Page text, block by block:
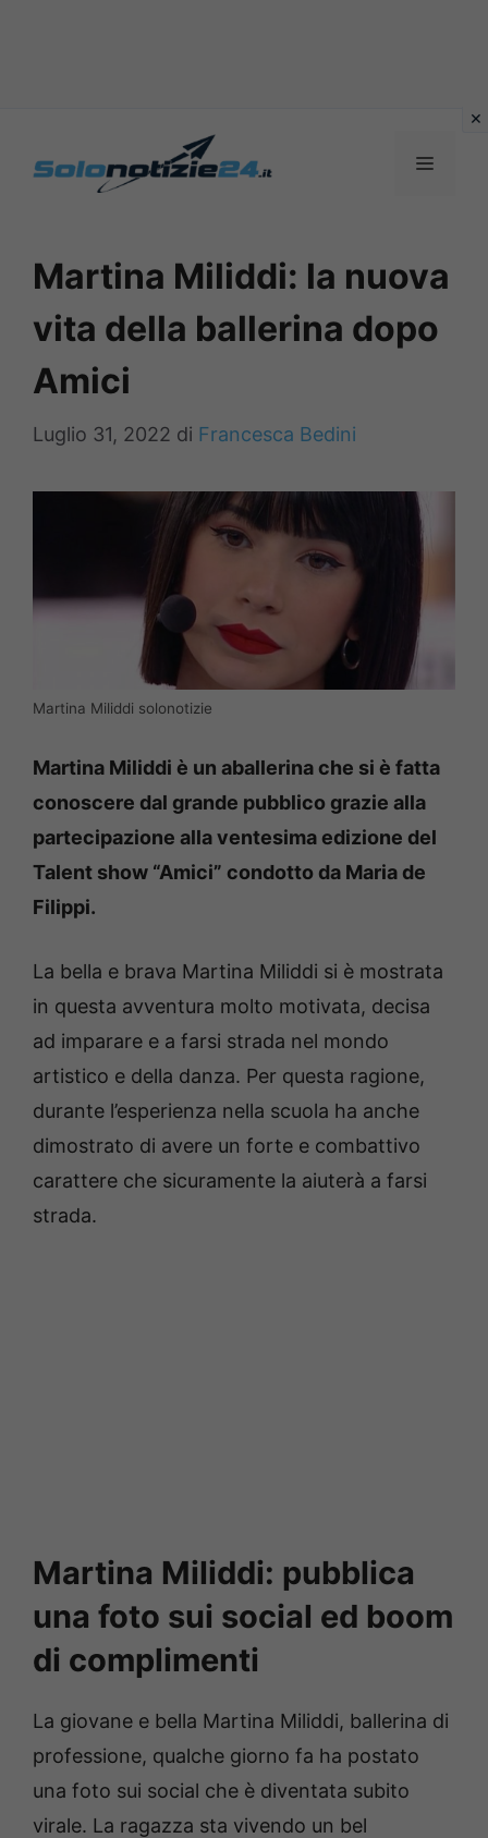
MENU
Martina Miliddi: la nuova
vita della ballerina dopo
Amici
Luglio 31, 2022 di Francesca Bedini
Martina Miliddi solonotizie
Martina Miliddi è un aballerina che si è fatta
conoscere dal grande pubblico grazie alla
partecipazione alla ventesima edizione del
Talent show “Amici” condotto da Maria de
Filippi.
La bella e brava Martina Miliddi si è mostrata
in questa avventura molto motivata, decisa
ad imparare e a farsi strada nel mondo
artistico e della danza. Per questa ragione,
durante l’esperienza nella scuola ha anche
dimostrato di avere un forte e combattivo
carattere che sicuramente la aiuterà a farsi
strada.
Martina Miliddi: pubblica
una foto sui social ed boom
di complimenti
La giovane e bella Martina Miliddi, ballerina di
professione, qualche giorno fa ha postato
una foto sui social che è diventata subito
virale. La ragazza sta vivendo un bel